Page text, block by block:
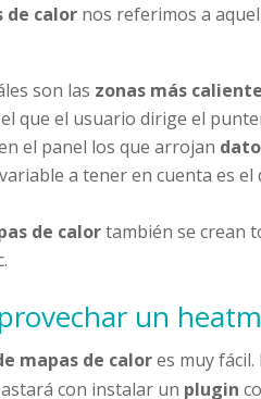
de calor nos referimos a
son las zonas más
que el usuario dirige el
el panel los que arrojan
a tener en cuenta es
de calortambién se crean
un
mapas de calores muy
con instalar un plugin